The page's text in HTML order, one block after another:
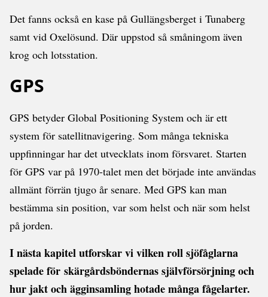
Det fanns också en kase på Gullängsberget i Tunaberg
samt vid Oxelösund. Där uppstod så småningom även
krog och lotsstation.
GPS
GPS betyder Global Positioning System och är ett
system för satellitnavigering. Som många tekniska
uppfinningar har det utvecklats inom försvaret. Starten
för GPS var på 1970-talet men det började inte användas
allmänt förrän tjugo år senare. Med GPS kan man
bestämma sin position, var som helst och när som helst
på jorden.
I nästa kapitel utforskar vi vilken roll sjöfåglarna
spelade för skärgårdsböndernas självförsörjning och
hur jakt och ägginsamling hotade många fågelarter.